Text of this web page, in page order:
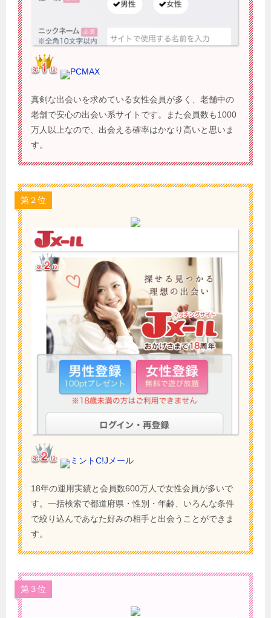
PCMAX
真剣な出会いを求めている女性会員が多く、老舗中の
老舗で安心の出会い系サイトです。また会員数も1000
万人以上なので、出会える確率はかなり高いと思いま
す。
第２位
ミントC!Jメール
18年の運用実績と会員数600万人で女性会員が多いで
す。一括検索で都道府県・性別・年齢、いろんな条件
で絞り込んであなた好みの相手と出会うことができま
す。
第３位